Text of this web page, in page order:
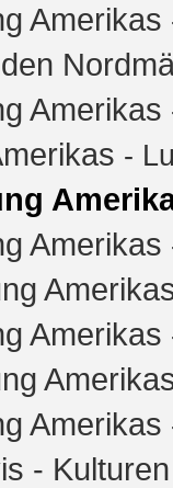
Amerikas
Amerikas
-
Amerikas
Amerikas
Amerikas
-